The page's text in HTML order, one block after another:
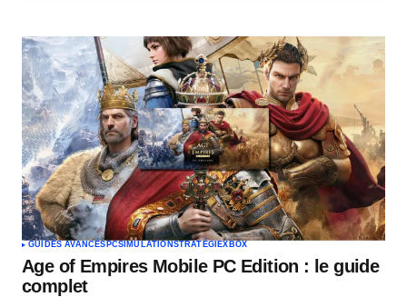
GUIDES AVANCÉS PCSIMULATION STRATÉGIEXBOX
Age of Empires Mobile PC Edition : le guide
complet